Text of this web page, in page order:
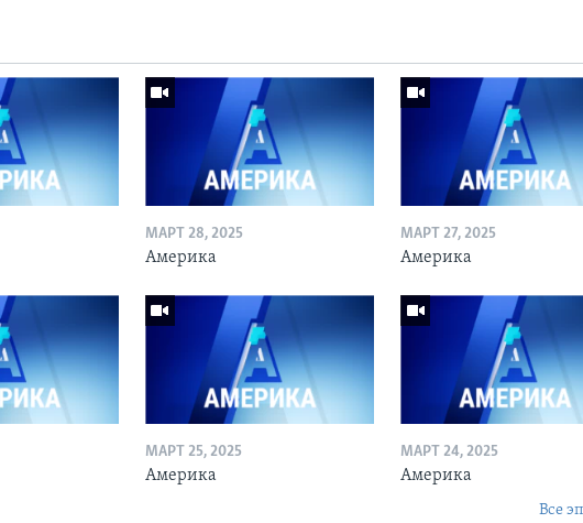
МАРТ 28, 2025
Америка
МАРТ 27, 2025
Америка
МАРТ 25, 2025
Америка
МАРТ 24, 2025
Америка
Все